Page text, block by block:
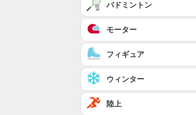
バドミントン
モーター
フィギュア
ウィンター
陸上